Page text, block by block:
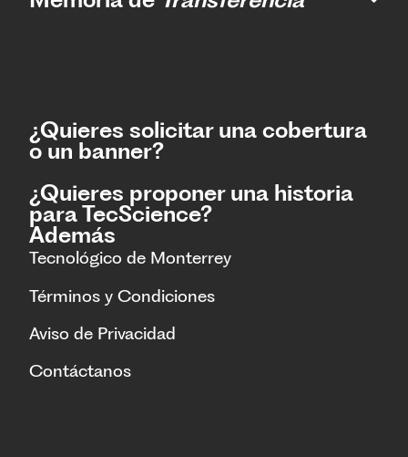
¿Quieres solicitar una cobertura
o un banner?
¿Quieres proponer una historia
para TecScience?
Además
Tecnológico de Monterrey
Términos y Condiciones
Aviso de Privacidad
Contáctanos